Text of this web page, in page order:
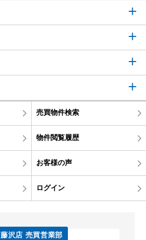
売買物件検索
物件閲覧履歴
お客様の声
ログイン
藤沢店 売買営業部